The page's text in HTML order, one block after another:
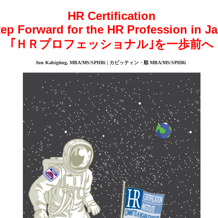
HR Certification
Forward for the HR Profession in
｢ＨＲプロフェッショナル｣を一歩前へ
Jun Kabigting, MBA/MS/SPHRi | カビッティン・順 MBA/MS/SPHRi